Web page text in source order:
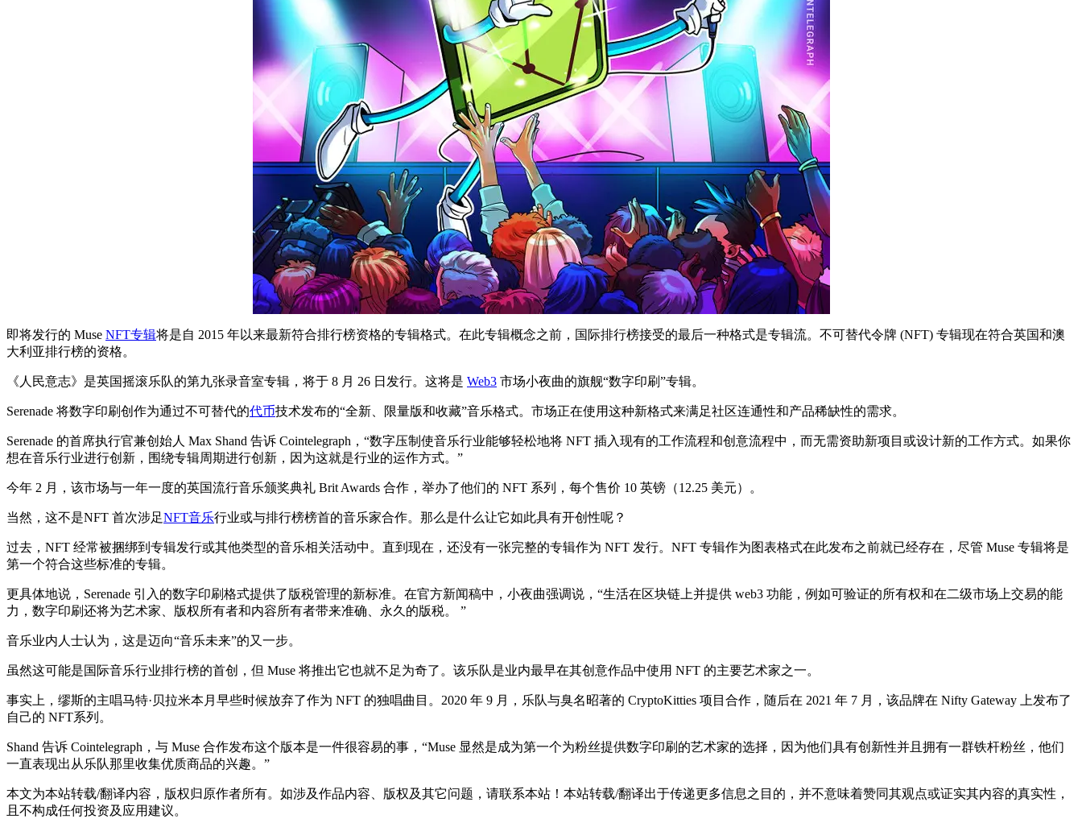
即将发行的 Muse NFT专辑将是自 2015 年以来最新符合排行榜资格的专辑格式。在此专辑概念之前，国际排行榜接受的最后一种格式是专辑流。不可替代令牌 (NFT) 专辑现在符合英国和澳
大利亚排行榜的资格。
《人民意志》是英国摇滚乐队的第九张录音室专辑，将于 8 月 26 日发行。这将是 Web3 市场小夜曲的旗舰“数字印刷”专辑。
Serenade 将数字印刷创作为通过不可替代的代币技术发布的“全新、限量版和收藏”音乐格式。市场正在使用这种新格式来满足社区连通性和产品稀缺性的需求。
Serenade 的首席执行官兼创始人 Max Shand 告诉 Cointelegraph，“数字压制使音乐行业能够轻松地将 NFT 插入现有的工作流程和创意流程中，而无需资助新项目或设计新的工作方式。如果你
想在音乐行业进行创新，围绕专辑周期进行创新，因为这就是行业的运作方式。”
今年 2 月，该市场与一年一度的英国流行音乐颁奖典礼 Brit Awards 合作，举办了他们的 NFT 系列，每个售价 10 英镑（12.25 美元）。
当然，这不是NFT 首次涉足NFT音乐行业或与排行榜榜首的音乐家合作。那么是什么让它如此具有开创性呢？
过去，NFT 经常被捆绑到专辑发行或其他类型的音乐相关活动中。直到现在，还没有一张完整的专辑作为 NFT 发行。NFT 专辑作为图表格式在此发布之前就已经存在，尽管 Muse 专辑将是
第一个符合这些标准的专辑。
更具体地说，Serenade 引入的数字印刷格式提供了版税管理的新标准。在官方新闻稿中，小夜曲强调说，“生活在区块链上并提供 web3 功能，例如可验证的所有权和在二级市场上交易的能
力，数字印刷还将为艺术家、版权所有者和内容所有者带来准确、永久的版税。 ”
音乐业内人士认为，这是迈向“音乐未来”的又一步。
虽然这可能是国际音乐行业排行榜的首创，但 Muse 将推出它也就不足为奇了。该乐队是业内最早在其创意作品中使用 NFT 的主要艺术家之一。
事实上，缪斯的主唱马特·贝拉米本月早些时候放弃了作为 NFT 的独唱曲目。2020 年 9 月，乐队与臭名昭著的 CryptoKitties 项目合作，随后在 2021 年 7 月，该品牌在 Nifty Gateway 上发布了
自己的 NFT系列。
Shand 告诉 Cointelegraph，与 Muse 合作发布这个版本是一件很容易的事，“Muse 显然是成为第一个为粉丝提供数字印刷的艺术家的选择，因为他们具有创新性并且拥有一群铁杆粉丝，他们
一直表现出从乐队那里收集优质商品的兴趣。”
本文为本站转载/翻译内容，版权归原作者所有。如涉及作品内容、版权及其它问题，请联系本站！本站转载/翻译出于传递更多信息之目的，并不意味着赞同其观点或证实其内容的真实性，
且不构成任何投资及应用建议。